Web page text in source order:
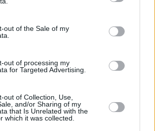
to Google and its third-party tags to
below specified purposes in below Google
out of the Sale of my
out of processing my
for Targeted Advertising.
out of Collection, Use,
and/or Sharing of my
that Is Unrelated with the
which it was collected.
εμπλουτίσουμε τις γνώσεις μας.
εμφάνιση για να
χώρα μας".
προσπάθειά τους τα παιδιά
στις δικές τους δυνάμεις.
πατέρα μου που μας βοήθησε
για να έχουμε πρόσβαση σε
άρθρα, καθώς ήταν πολύ